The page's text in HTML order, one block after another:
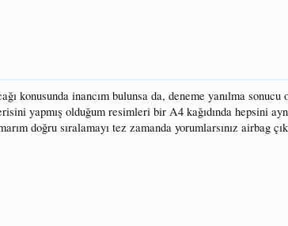
konusunda inancım bulunsa da, deneme yanılma
yapmış olduğum resimleri bir A4 kağıdında hepsini
doğru sıralamayı tez zamanda yorumlarsınız airbag